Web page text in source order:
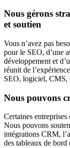
Nous gérons
et soutien
Vous n’avez pas
pour le SEO, d’une
développement et
réunit de
SEO, logiciel, CMS,
Nous pouvons
Certaines
Nous pouvons
intégrations CRM,
des tableaux de bord